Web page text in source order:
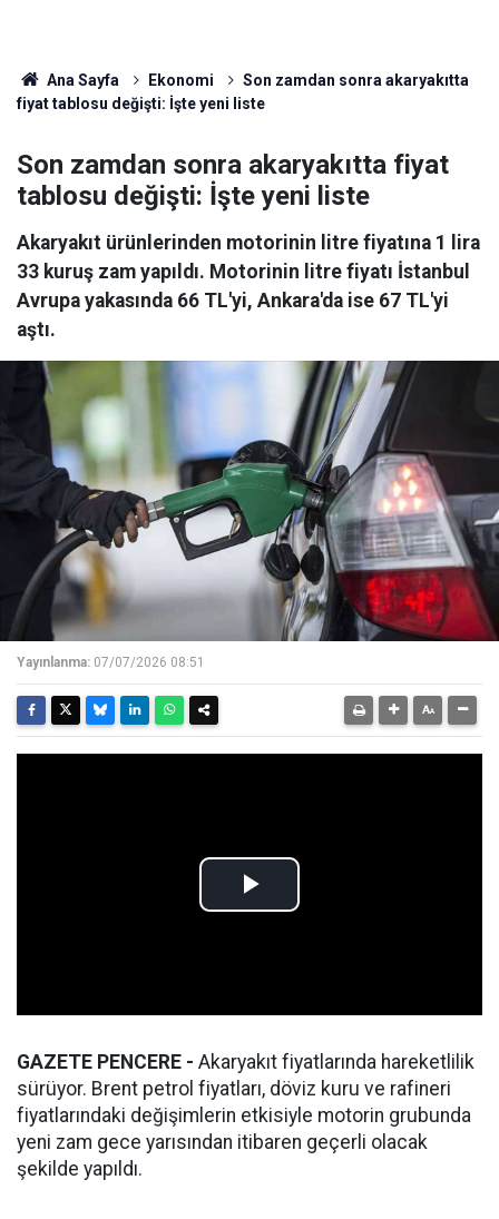
Ana Sayfa Ekonomi
Son zamdan sonra akaryakıtta
fiyat tablosu değişti: İşte yeni liste
Son zamdan sonra akaryakıtta fiyat
tablosu değişti: İşte yeni liste
Akaryakıt ürünlerinden motorinin litre fiyatına 1 lira
33 kuruş zam yapıldı. Motorinin litre fiyatı İstanbul
Avrupa yakasında 66 TL'yi, Ankara'da ise 67 TL'yi
aştı.
Yayınlanma: 07/07/2026 08:51
GAZETE PENCERE - Akaryakıt fiyatlarında hareketlilik
sürüyor. Brent petrol fiyatları, döviz kuru ve rafineri
fiyatlarındaki değişimlerin etkisiyle motorin grubunda
yeni zam gece yarısından itibaren geçerli olacak
şekilde yapıldı.